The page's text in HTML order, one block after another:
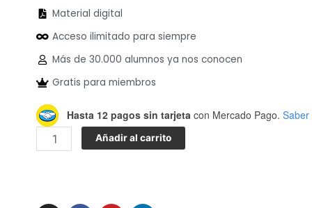
original
era:
24.00USD.10.00USD.
Material digital
Acceso ilimitado para siempre
Más de 30.000 alumnos ya nos conocen
Gratis para miembros
Hasta 12 pagos sin tarjeta con Mercado Pago.
Reutilización
de
levaduras
Añadir al carrito